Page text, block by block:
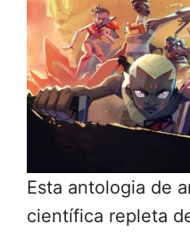
Esta antologia de
científica repleta